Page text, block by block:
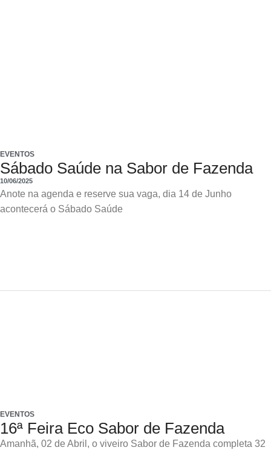
EVENTOS
Sábado Saúde na Sabor de Fazenda
10/06/2025
Anote na agenda e reserve sua vaga, dia 14 de Junho
acontecerá o Sábado Saúde
EVENTOS
16ª Feira Eco Sabor de Fazenda
Amanhã, 02 de Abril, o viveiro Sabor de Fazenda completa 32